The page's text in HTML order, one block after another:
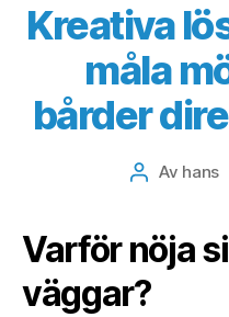
Kreativa
måla
bårder
Av hans
Varför nöja
väggar?